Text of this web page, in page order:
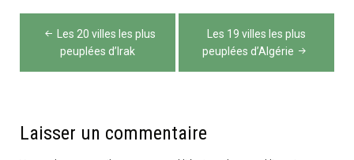
Navigation
Les 20 villes les plus
peuplées d’Irak
Les 19 villes les plus
peuplées d’Algérie
Laisser un commentaire